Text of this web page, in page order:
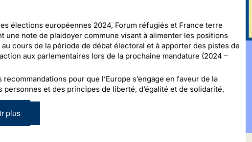
élections européennes 2024, Forum réfugiés et France terre
une note de plaidoyer commune visant à alimenter les positions
cours de la période de débat électoral et à apporter des pistes de
aux parlementaires lors de la prochaine mandature (2024 –
recommandations pour que l’Europe s’engage en faveur de la
personnes et des principes de liberté, d’égalité et de solidarité.
plus